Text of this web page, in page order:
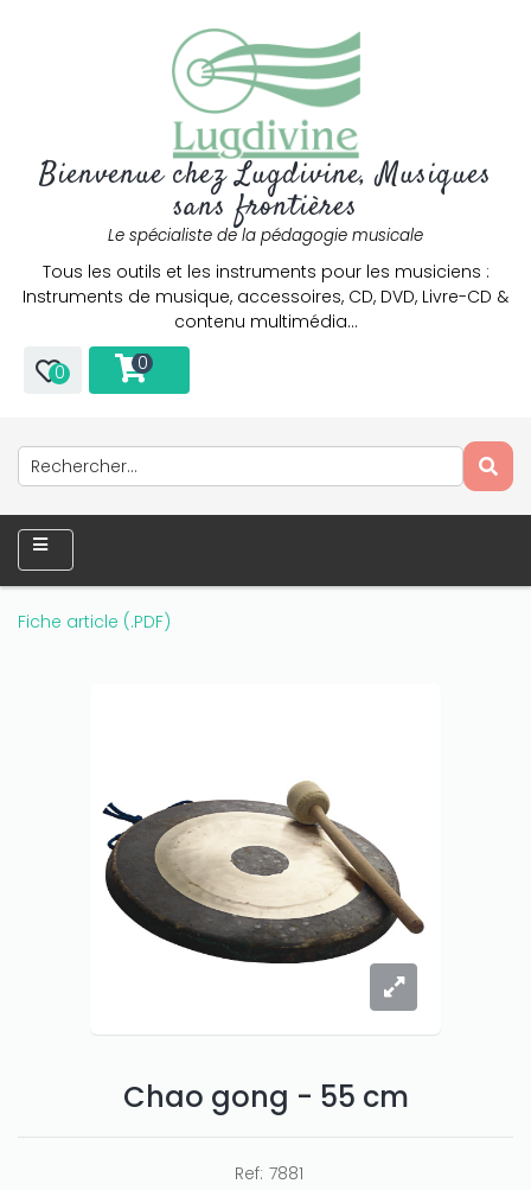
Bienvenue chez Lugdivine, Musiques
sans frontières
Le spécialiste de la pédagogie musicale
Tous les outils et les instruments pour les musiciens :
Instruments de musique, accessoires, CD, DVD, Livre-CD &
contenu multimédia…
0 0
Fiche article (.PDF)
Chao gong - 55 cm
Ref: 7881